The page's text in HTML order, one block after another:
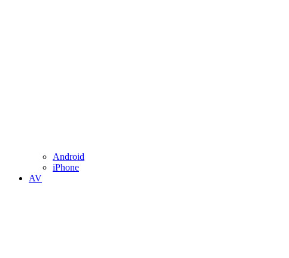
Android
iPhone
AV